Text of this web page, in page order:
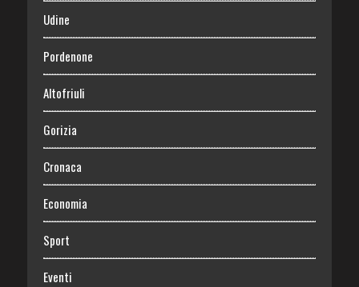
Udine
Pordenone
Altofriuli
Gorizia
Cronaca
Economia
Sport
Eventi